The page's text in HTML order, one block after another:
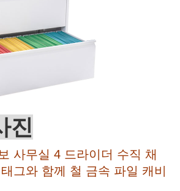
진
사무실 4 드라이더 수직 채
그와 함께 철 금속 파일 캐비